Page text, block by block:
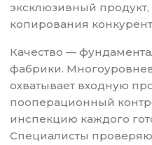
эксклюзивный
копирования
Качество —
фабрики.
охватывает входную
пооперационный
инспекцию каждого
Специалисты